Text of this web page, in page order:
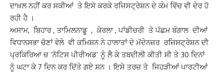
ਦਾਖ਼ਲ ਨਹੀਂ ਕਰ ਸਕੀਆਂ ਤੇ ਇਸੇ ਕਰਕੇ ਰਜਿਸਟ੍ਰੇਸ਼ਨ ਦੇ ਕੰਮ ਵਿੱਚ ਵੀ ਦੇਰ ਹੋ
ਰਹੀ ਹੈ ।
ਅਸਾਮ, ਬਿਹਾਰ , ਤਾਮਿਲਨਾਡੂ , ਕੇਰਲਾ , ਪਾਂਡੀਚਰੀ ਤੇ ਪੱਛਮ ਬੰਗਾਲ ਦੀਆਂ
ਵਿਧਾਨਸਭਾ ਚੋਣਾਂ ਵੇਲੇ ਵੀ ਕਮਿਸ਼ਨ ਨੇ ਹਾਲਾਤਾਂ ਦੇ ਮੱਦੇਨਜ਼ਰ ਰਜਿਸਟ੍ਰੇਸ਼ਨ ਦੀ
ਪ੍ਰਕਿਰਿਆ ਚ ‘ਨੋਟਿਸ ਪੀਰੀਅਡ’ ਨੂੰ ਲੈ ਕੇ ਤਬਦੀਲੀ ਕੀਤੀ ਸੀ ਤੇ 30 ਦਿਨਾਂ
ਨੂੰ ਘਟਾ ਕੇ 7 ਦਿਨ ਕਰ ਦਿੱਤੇ ਗਏ ਸਨ । ਇਸੇ ਤਰਜ਼ ਤੇ ਜਿਹੜੀਆਂ ਪਾਰਟੀਆਂ